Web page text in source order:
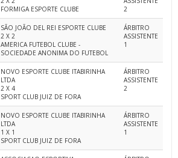
FORMIGA ESPORTE CLUBE
2
SÃO JOÃO DEL REI ESPORTE CLUBE
2 X 2
AMERICA FUTEBOL CLUBE -
SOCIEDADE ANONIMA DO FUTEBOL
ÁRBITRO
ASSISTENTE
1
NOVO ESPORTE CLUBE ITABIRINHA
LTDA
2 X 4
SPORT CLUB JUIZ DE FORA
ÁRBITRO
ASSISTENTE
2
NOVO ESPORTE CLUBE ITABIRINHA
LTDA
1 X 1
SPORT CLUB JUIZ DE FORA
ÁRBITRO
ASSISTENTE
1